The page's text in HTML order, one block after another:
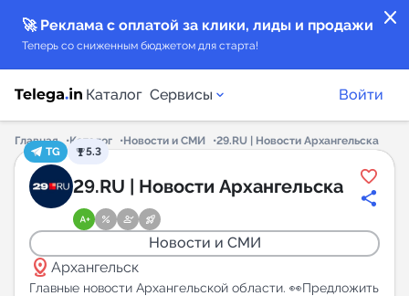
close
🚀 Реклама с оплатой за клики, лиды и продажи
Теперь со сниженным бюджетом для старта!
Каталог Сервисы
Каталог каналов
Каталог ботов
Горящие предложения
Войти
Главная Каталог Новости и СМИ
29.RU | Новости Архангельска
TG
5.3
29.RU | Новости Архангельска
Новости и СМИ
distance Архангельск
Главные новости Архангельской области. 👀Предложить